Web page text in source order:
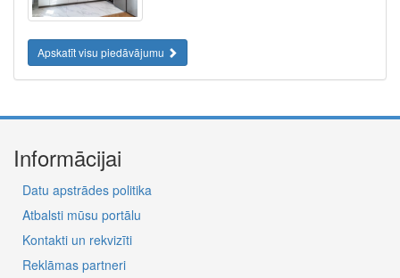
Apskatīt visu piedāvājumu
Informācijai
Datu apstrādes politika
Atbalsti mūsu portālu
Kontakti un rekvizīti
Reklāmas partneri